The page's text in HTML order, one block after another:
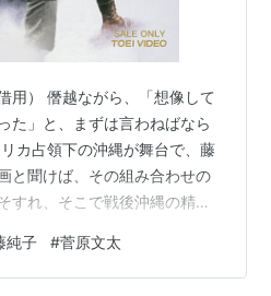
用） 僭越ながら、「想像して
た」と、まずは言わねばなら
カ占領下の沖縄が舞台で、藤
と聞けば、その組み合わせの
すれ、そこで戦後沖縄の精神
ものだからこれくらいだろ
土制作の沖縄ものだからこれ
純子 #菅原文太